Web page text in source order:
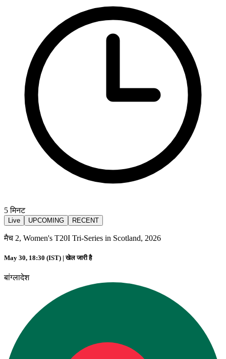
5मिनट
Live UPCOMING RECENT
मैच 2, Women's T20I Tri-Series in Scotland, 2026
May 30, 18:30 (IST) |खेल जारी है
बांग्लादेश